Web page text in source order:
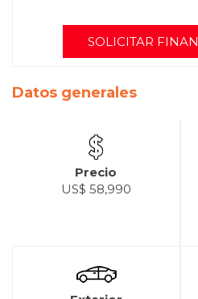
SOLICITAR
Datos generales
Precio
US$ 58,990